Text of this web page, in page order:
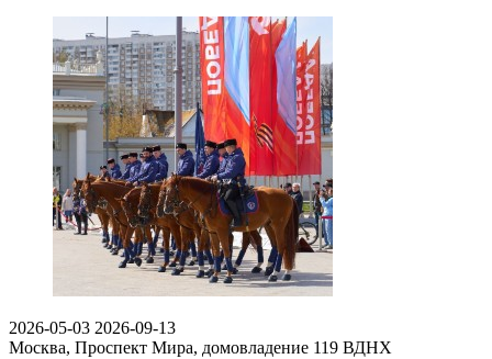
2026-05-03 2026-09-13
Москва, Проспект Мира, домовладение 119 ВДНХ